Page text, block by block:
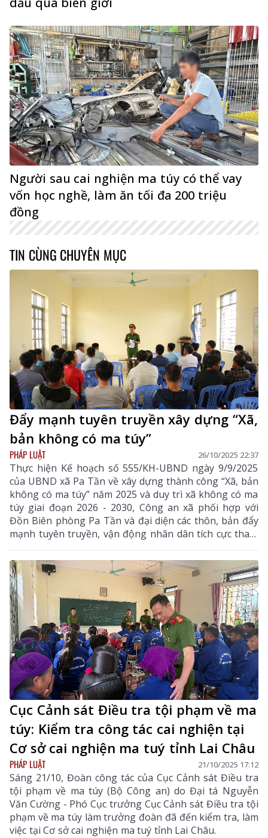
Người sau cai nghiện ma túy có thể vay
vốn học nghề, làm ăn tối đa 200 triệu
đồng
TIN CÙNG CHUYÊN MỤC
Đẩy mạnh tuyên truyền xây dựng “Xã,
bản không có ma túy”
PHÁP LUẬT 26/10/2025 22:37
Thực hiện Kế hoạch số 555/KH-UBND ngày 9/9/2025
của UBND xã Pa Tần về xây dựng thành công “Xã, bản
không có ma túy” năm 2025 và duy trì xã không có ma
túy giai đoạn 2026 - 2030, Công an xã phối hợp với
Đồn Biên phòng Pa Tần và đại diện các thôn, bản đẩy
mạnh tuyên truyền, vận động nhân dân tích cực tham
gia phòng, chống tội phạm ma túy và các hành vi vi
phạm pháp luật khác.
Cục Cảnh sát Điều tra tội phạm về ma
túy: Kiểm tra công tác cai nghiện tại
Cơ sở cai nghiện ma tuý tỉnh Lai Châu
PHÁP LUẬT 21/10/2025 17:12
Sáng 21/10, Đoàn công tác của Cục Cảnh sát Điều tra
tội phạm về ma túy (Bộ Công an) do Đại tá Nguyễn
Văn Cường - Phó Cục trưởng Cục Cảnh sát Điều tra tội
phạm về ma túy làm trưởng đoàn đã đến kiểm tra, làm
việc tại Cơ sở cai nghiện ma tuý tỉnh Lai Châu.